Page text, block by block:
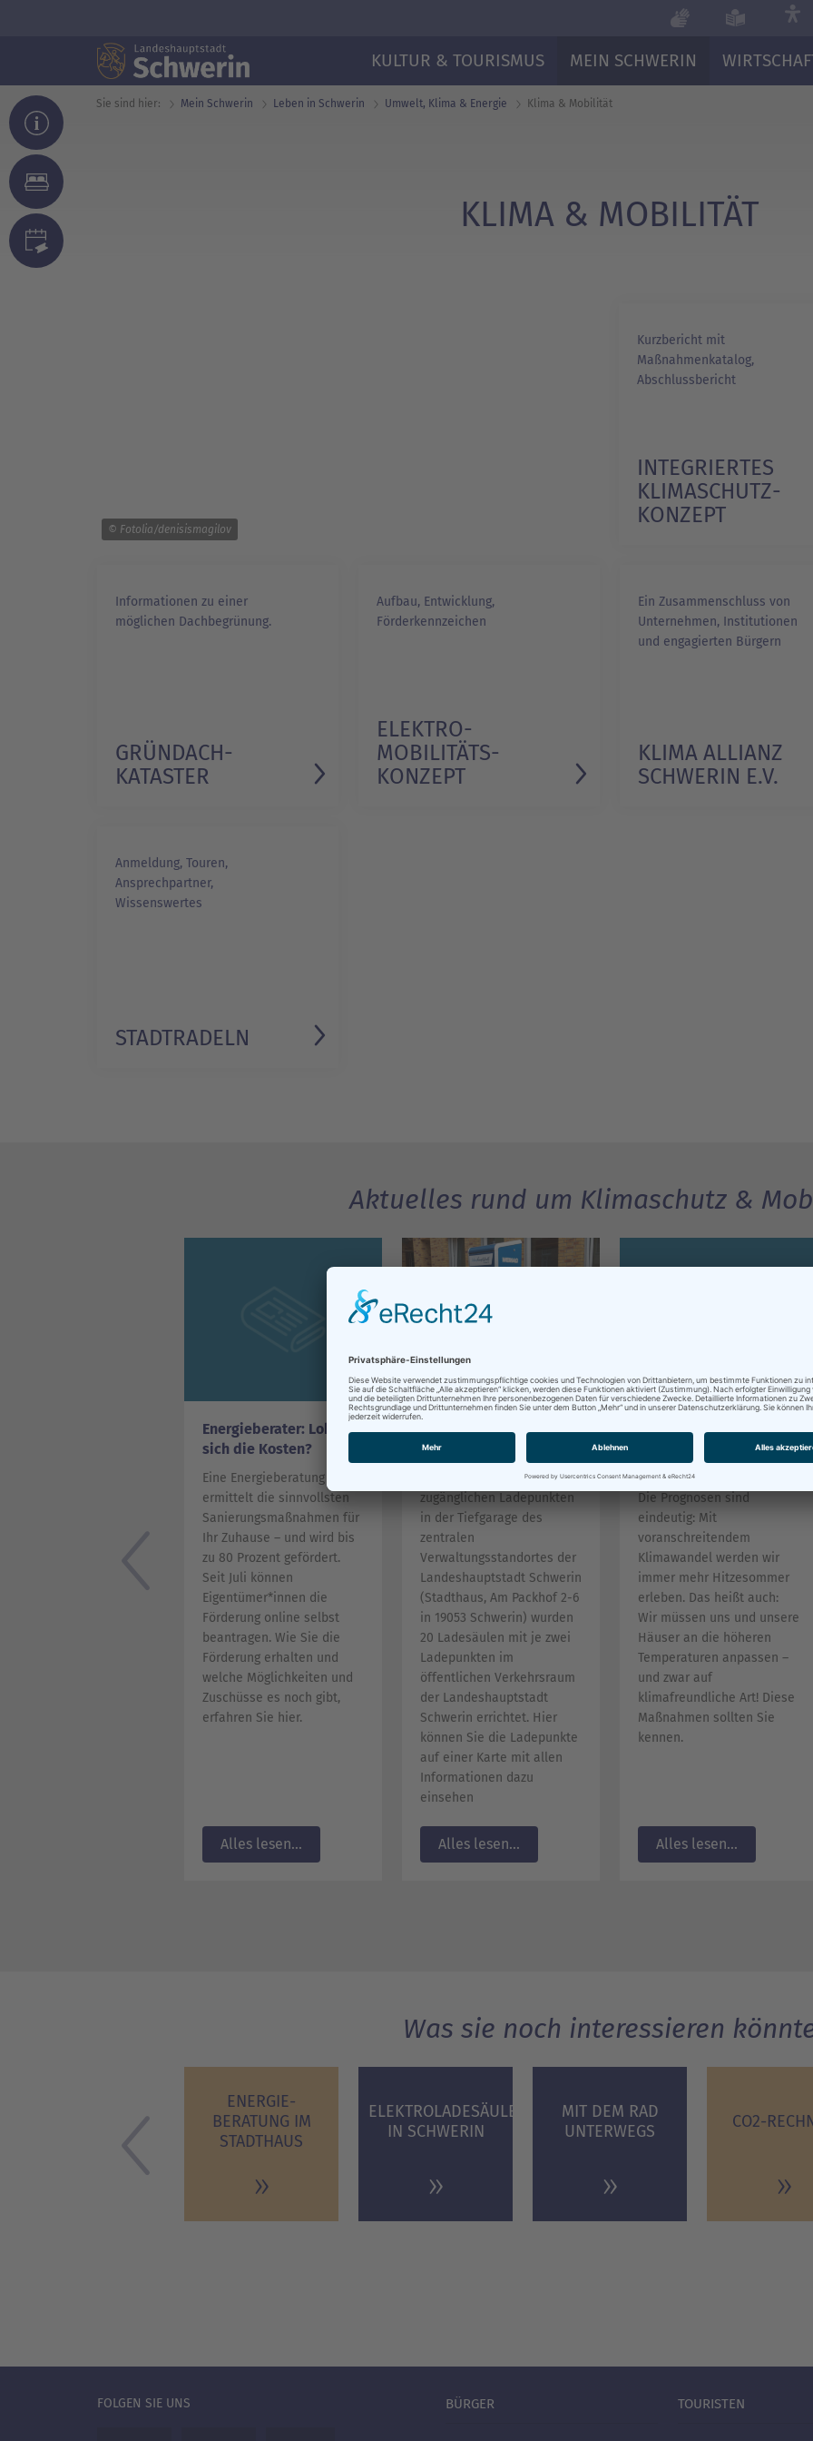
KULTUR & TOURISMUS MEIN SCHWERIN
Sie sind hier: Mein Schwerin Leben in Schwerin Umwelt, Klima & Energie Klima & Mobilität
KLIMA & MOBILITÄT
© Fotolia/denisismagilov
INTEGRIERTES
KLIMASCHUTZ­
KONZEPT
Kurzbericht mit
Maßnahmenkatalog,
Abschlussbericht
GRÜNDACH-
KATASTER
Informationen zu einer
möglichen Dachbegrünung.
ELEKTRO­
MOBILITÄTS­
KONZEPT
Aufbau, Entwicklung,
Förderkennzeichen
KLIMA ALLIANZ
SCHWERIN E.V.
Ein Zusammenschluss von
Unternehmen, Institutionen
und engagierten Bürgern
STADTRADELN
Anmeldung, Touren,
Ansprechpartner,
Wissenswertes
Aktuelles rund um Klimaschutz &
Energieberater: Lohnen
sich die Kosten?
Eine Energieberatung
ermittelt die sinnvollsten
Sanie­rungsmaßnahmen für
Ihr Zuhause – und wird bis
zu 80 Prozent gefördert.
Seit Juli können
Eigentümer*in­nen die
Förderung online selbst
beantragen. Wie Sie die
Förderung erhalten und
welche Möglichkeiten und
Zuschüsse es noch gibt,
erfahren Sie hier.
Alles lesen...
Elektroladesäulen in
Schwerin
Neben 10 öffentlich
zugänglichen Ladepunkten
in der Tiefgarage des
zentralen
Verwaltungsstandortes der
Landeshauptstadt Schwerin
(Stadthaus, Am Packhof 2-6
in 19053 Schwerin) wurden
20 Ladesäulen mit je zwei
Ladepunkten im
öffentlichen Verkehrsraum
der Landeshauptstadt
Schwerin errichtet. Hier
können Sie die Ladepunkte
auf einer Karte mit allen
Informationen dazu
einsehen
Alles lesen...
Von Hitze bis
Starkregen: Machen Sie
Die Prognosen sind
eindeutig: Mit
voranschreitendem
Klimawandel werden wir
immer mehr Hitzesommer
erleben. Das heißt auch:
Wir müssen uns und unsere
Häuser an die höheren
Temperaturen anpassen –
und zwar auf
klimafreundliche Art! Diese
Maßnahmen sollten Sie
kennen.
Alles lesen...
Was sie noch interessieren
ENERGIE­
BERATUNG IM
STADTHAUS
ELEKTROLADESÄULEN
IN SCHWERIN
MIT DEM RAD
UNTERWEGS
CO2-
FOLGEN SIE UNS BÜRGER TOURISTEN